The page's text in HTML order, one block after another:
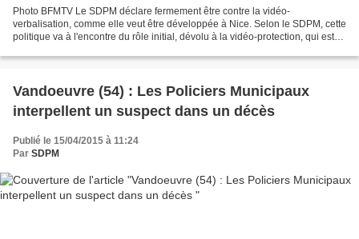
Photo BFMTV Le SDPM déclare fermement être contre la vidéo-
verbalisation, comme elle veut être développée à Nice. Selon le SDPM, cette
politique va à l'encontre du rôle initial, dévolu à la vidéo-protection, qui est
Vandoeuvre (54) : Les Policiers Municipaux
interpellent un suspect dans un décès
Publié le 15/04/2015 à 11:24
Par SDPM